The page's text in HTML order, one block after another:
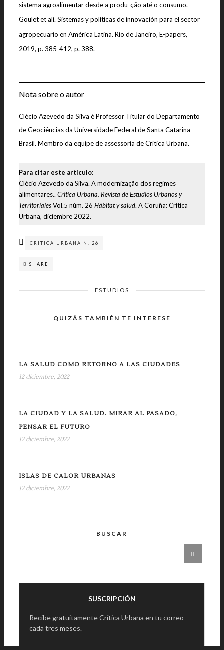
sistema agroalimentar desde a produ-ção até o consumo.
Goulet et ali. Sistemas y políticas de innovación para el sector
agropecuario en América Latina. Rio de Janeiro, E-papers,
2019, p. 385-412, p. 388.
Nota sobre o autor
Clécio Azevedo da Silva é Professor Titular do Departamento
de Geociências da Universidade Federal de Santa Catarina –
Brasil. Membro da equipe de assessoria de Crítica Urbana.
Para citar este artículo:
Clécio Azevedo da Silva. A modernização dos regimes
alimentares.. Crítica Urbana. Revista de Estudios Urbanos y
TerritorialesVol.5 núm. 26 Hábitat y salud. A Coruña: Crítica
Urbana, diciembre 2022.
CRITICA URBANA N. 26
SHARE
ESTUDIOS
QUIZÁS TAMBIÉN TE INTERESE
LA SALUD COMO RETORNO A LAS CIUDADES
12 diciembre, 2022
LA CIUDAD Y LA SALUD. MIRAR AL PASADO,
PENSAR EL FUTURO
12 diciembre, 2022
ISLAS DE CALOR URBANAS
12 diciembre, 2022
BUSCAR
SUSCRIPCIÓN
Recibe gratuitamente Crítica Urbana en tu correo
cada tres meses.